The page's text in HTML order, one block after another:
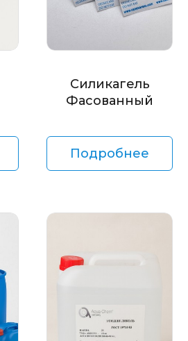
Силикагель
Фасованный
Подробнее